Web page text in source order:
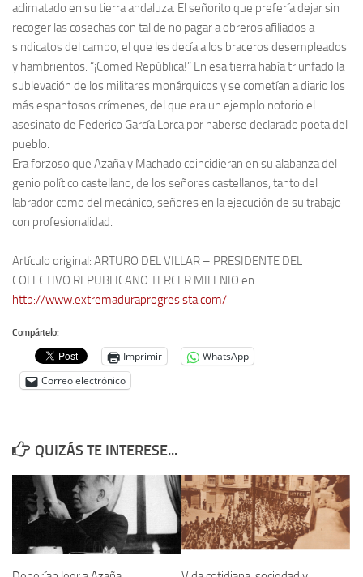
aclimatado en su tierra andaluza. El señorito que prefería dejar sin
recoger las cosechas con tal de no pagar a obreros afiliados a
sindicatos del campo, el que les decía a los braceros desempleados
y hambrientos: “¡Comed República!” En esa tierra había triunfado la
sublevación de los militares monárquicos y se cometían a diario los
más espantosos crímenes, del que era un ejemplo notorio el
asesinato de Federico García Lorca por haberse declarado poeta del
pueblo.
Era forzoso que Azaña y Machado coincidieran en su alabanza del
genio político castellano, de los señores castellanos, tanto del
labrador como del mecánico, señores en la ejecución de su trabajo
con profesionalidad.
Artículo original: ARTURO DEL VILLAR – PRESIDENTE DEL
COLECTIVO REPUBLICANO TERCER MILENIO en
http://www.extremaduraprogresista.com/
Compártelo:
Imprimir
WhatsApp
Correo electrónico
QUIZÁS TE INTERESE...